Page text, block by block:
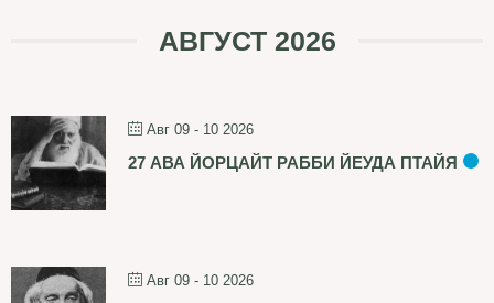
АВГУСТ 2026
Авг 09 - 10 2026
27 АВА ЙОРЦАЙТ РАББИ ЙЕУДА ПТАЙЯ
Авг 09 - 10 2026